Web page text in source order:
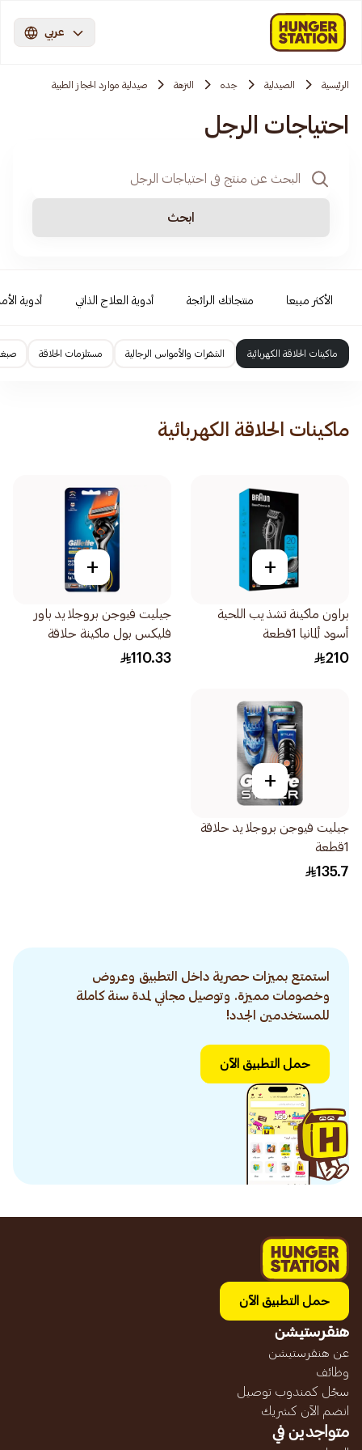
عربي
الرئيسية الصيدلية جده النزهة صيدلية موارد الحجاز الطبية
احتياجات الرجل
ابحث
الأكثر مبيعا منتجاتك الرائجة أدوية العلاج الذاتي أدوية
ماكينات الحلاقة الكهربائية الشفرات والأمواس الرجالية مستلزمات الحلاقة
ماكينات الحلاقة الكهربائية
+
براون ماكينة تشذيب اللحية
أسود ألمانيا 1قطعة
210
+
جيليت فيوجن بروجلايد باور
فليكس بول ماكينة حلاقة
للرجال 1قطعة
110.33
+
جيليت فيوجن بروجلايد حلاقة
1قطعة
135.7
استمتع بميزات حصرية داخل التطبيق وعروض
وخصومات مميزة. وتوصيل مجاني لمدة سنة كاملة
للمستخدمين الجدد!
حمل التطبيق الآن
حمل التطبيق الآن
هنقرستيشن
عن هنقرستيشن
وظائف
سجّل كمندوب توصيل
انضم الآن كشريك
متواجدين في